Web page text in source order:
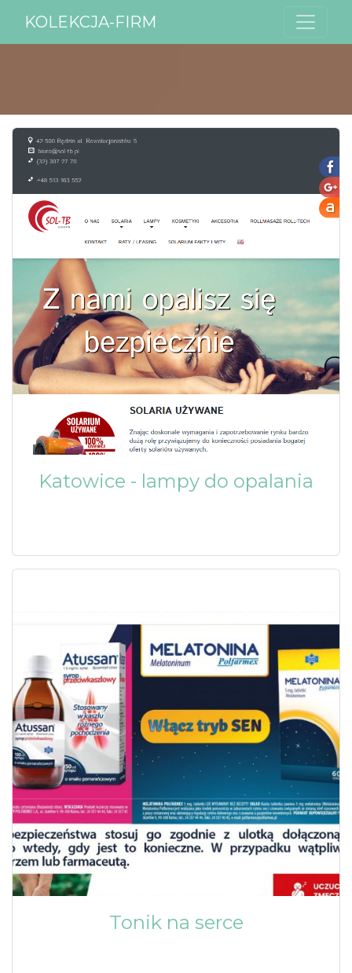
KOLEKCJA-FIRM
Katowice - lampy do opalania
Tonik na serce